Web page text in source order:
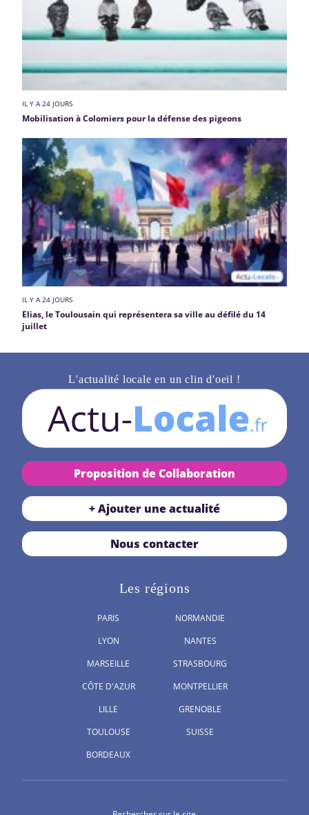
IL Y A 24 JOURS
Mobilisation à Colomiers pour la défense des pigeons
IL Y A 24 JOURS
Elias, le Toulousain qui représentera sa ville au défilé du 14
juillet
L'actualité locale en un clin d'oeil !
Proposition de Collaboration
+ Ajouter une actualité
Nous contacter
Les régions
PARIS
LYON
MARSEILLE
CÔTE D'AZUR
LILLE
TOULOUSE
BORDEAUX
NORMANDIE
NANTES
STRASBOURG
MONTPELLIER
GRENOBLE
SUISSE